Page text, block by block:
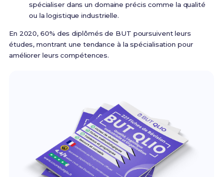
spécialiser dans un domaine précis comme la qualité
ou la logistique industrielle.
En 2020, 60% des diplômés de BUT poursuivent leurs
études, montrant une tendance à la spécialisation pour
améliorer leurs compétences.